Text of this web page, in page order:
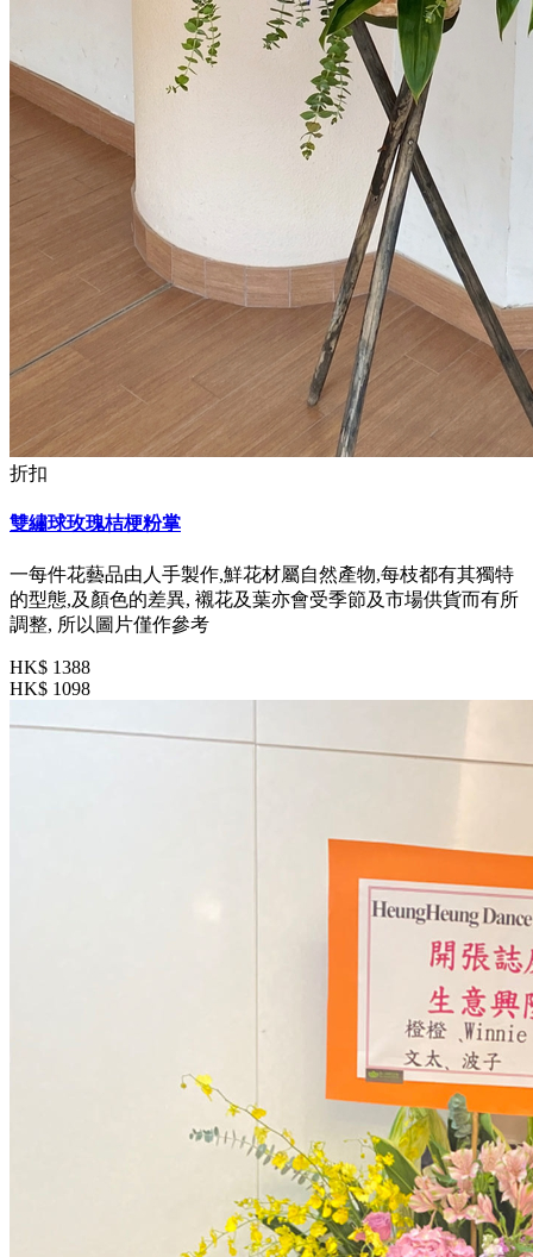
折扣
雙繡球玫瑰桔梗粉掌
一每件花藝品由人手製作,鮮花材屬自然產物,每枝都有其獨特
的型態,及顏色的差異, 襯花及葉亦會受季節及市場供貨而有所
調整, 所以圖片僅作參考
HK$ 1388
HK$ 1098